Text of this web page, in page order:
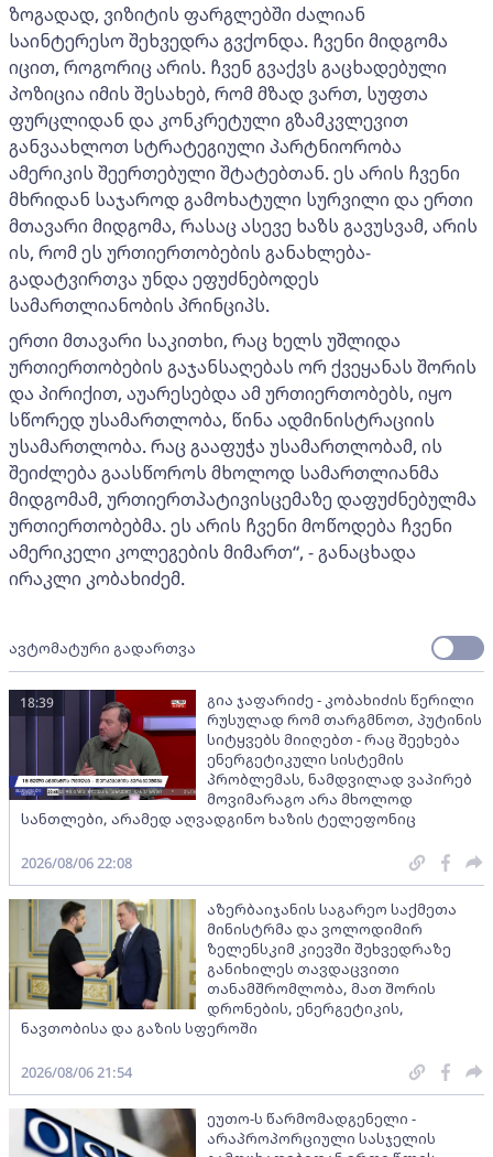
ზოგადად, ვიზიტის ფარგლებში ძალიან
საინტერესო შეხვედრა გვქონდა. ჩვენი მიდგომა
იცით, როგორიც არის. ჩვენ გვაქვს გაცხადებული
პოზიცია იმის შესახებ, რომ მზად ვართ, სუფთა
ფურცლიდან და კონკრეტული გზამკვლევით
განვაახლოთ სტრატეგიული პარტნიორობა
ამერიკის შეერთებული შტატებთან. ეს არის ჩვენი
მხრიდან საჯაროდ გამოხატული სურვილი და ერთი
მთავარი მიდგომა, რასაც ასევე ხაზს გავუსვამ, არის
ის, რომ ეს ურთიერთობების განახლება-
გადატვირთვა უნდა ეფუძნებოდეს
სამართლიანობის პრინციპს.
ერთი მთავარი საკითხი, რაც ხელს უშლიდა
ურთიერთობების გაჯანსაღებას ორ ქვეყანას შორის
და პირიქით, აუარესებდა ამ ურთიერთობებს, იყო
სწორედ უსამართლობა, წინა ადმინისტრაციის
უსამართლობა. რაც გააფუჭა უსამართლობამ, ის
შეიძლება გაასწოროს მხოლოდ სამართლიანმა
მიდგომამ, ურთიერთპატივისცემაზე დაფუძნებულმა
ურთიერთობებმა. ეს არის ჩვენი მოწოდება ჩვენი
ამერიკელი კოლეგების მიმართ“, - განაცხადა
ირაკლი კობახიძემ.
ავტომატური გადართვა
გია ჯაფარიძე - კობახიძის წერილი
რუსულად რომ თარგმნოთ, პუტინის
სიტყვებს მიიღებთ - რაც შეეხება
ენერგეტიკული სისტემის
პრობლემას, ნამდვილად ვაპირებ
მოვიმარაგო არა მხოლოდ
სანთლები, არამედ აღვადგინო ხაზის ტელეფონიც
18:39
2026/08/06 22:08
აზერბაიჯანის საგარეო საქმეთა
მინისტრმა და ვოლოდიმირ
ზელენსკიმ კიევში შეხვედრაზე
განიხილეს თავდაცვითი
თანამშრომლობა, მათ შორის
დრონების, ენერგეტიკის,
ნავთობისა და გაზის სფეროში
2026/08/06 21:54
ეუთო-ს წარმომადგენელი -
არაპროპორციული სასჯელის